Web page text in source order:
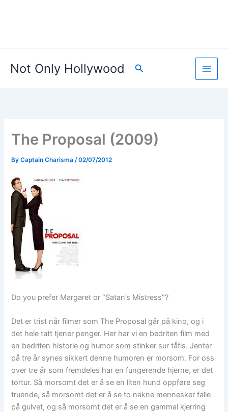
Not Only Hollywood Search
The Proposal (2009)
ByCaptain Charisma /02/07/2012
Do you prefer Margaret or “Satan’s Mistress”?
Det er trist når filmer som The Proposal går på kino, og i
det hele tatt tjener penger. Her har vi en bedriten film med
en bedriten historie og humor som stinker sur tåfis. Jenter
på tre år synes sikkert denne humoren er morsom. For oss
over tre år som fremdeles har en fungerende hjerne, er det
tortur. Så morsomt det er å se en liten hund oppføre seg
truende, så morsomt det er å se to nakne mennesker falle
på gulvet, og så morsomt det er å se en gammal kjerring